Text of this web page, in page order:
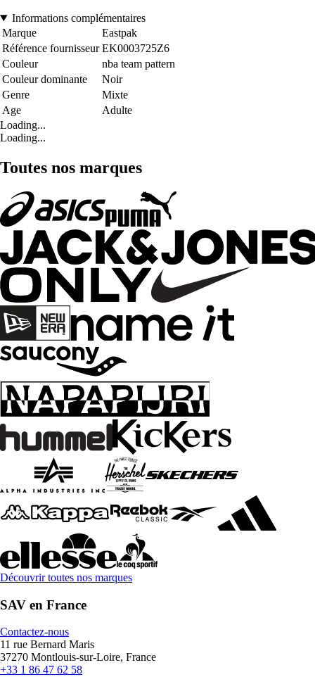
Informations complémentaires
Marque
Eastpak
Référence fournisseur EK0003725Z6
Couleur
nba team pattern
Couleur dominante
Noir
Genre
Mixte
Age
Adulte
Loading...
Loading...
Toutes nos marques
Découvrir toutes nos marques
SAV en France
Contactez-nous
11 rue Bernard Maris
37270 Montlouis-sur-Loire, France
+33 1 86 47 62 58